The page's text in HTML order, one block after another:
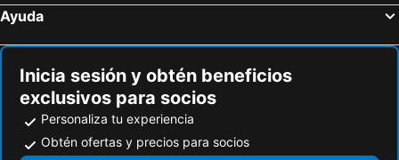
Ayuda
Inicia sesión y obtén beneficios
exclusivos para socios
Personaliza tu experiencia
Obtén ofertas y precios para socios